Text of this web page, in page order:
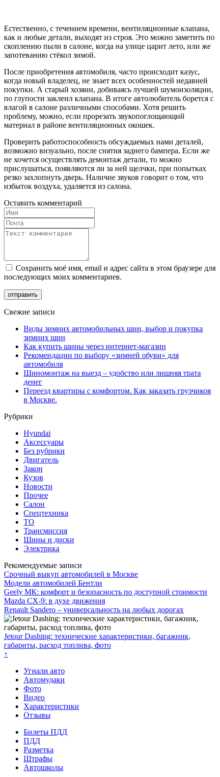
Естественно, с течением времени, вентиляционные клапана,
как и любые детали, выходят из строя. Это можно заметить по
скоплению пыли в салоне, когда на улице царит лето, или же
запотеванию стёкол зимой.
После приобретения автомобиля, часто происходит казус,
когда новый владелец, не знает всех особенностей недавней
покупки. А старый хозяин, добиваясь лучшей шумоизоляции,
по глупости заклеил клапана. В итоге автолюбитель борется с
влагой в салоне различными способами. Хотя решить
проблему, можно, если прорезать звукопоглощающий
материал в районе вентиляционных окошек.
Проверить работоспособность обсуждаемых нами деталей,
возможно визуально, после снятия заднего бампера. Если же
не хочется осуществлять демонтаж детали, то можно
прислушаться, появляются ли за ней щелчки, при попытках
резко захлопнуть дверь. Наличие звуков говорит о том, что
избыток воздуха, удаляется из салона.
Оставить комментарий
Сохранить моё имя, email и адрес сайта в этом браузере для
последующих моих комментариев.
Свежие записи
Виды зимних автомобильных шин, выбор и покупка
зимних шин
Как купить шины через интернет-магазин
Рекомендации по выбору «зимней обуви» для
автомобиля
Шиномонтаж на выезд – удобство или лишняя трата
денег
Переезд квартиры с комфортом. Как заказать грузчиков
в Москве.
Рубрики
Hyundai
Аксессуары
Без рубрики
Двигатель
Закон
Кузов
Новости
Прочее
Салон
Спецтехника
ТО
Трансмиссия
Шины и диски
Электрика
Рекомендуемые записи
Срочный выкуп автомобилей в Москве
Модели автомобилей Бентли
Geely МК: комфорт и безопасность по доступной стоимости
Mazda CX-9: в духе движения
Renault Sandero – универсальность на любых дорогах
Jetour Dashing: технические характеристики, багажник,
габариты, расход топлива, фото
↑
Угнали авто
Автомудаки
Фото
Видео
Характеристики
Отзывы
Билеты ПДД
ПДД
Разметка
Штрафы
Автошколы